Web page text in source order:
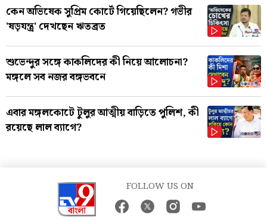
কেন অভিষেক সুপ্রিম কোর্টে গিয়েছিলেন? গভীর
'ষড়যন্ত্র' দেখছেন ঋতব্রত
শুভেন্দুর সঙ্গে কাকলিদের কী নিয়ে আলোচনা?
মঙ্গলে সব নজর বঙ্গভবনে
এবার মঙ্গলকোটে টুলুর আত্মীয় বাড়িতে পুলিশ, কী
রয়েছে লাল ব্যাগে?
FOLLOW US ON